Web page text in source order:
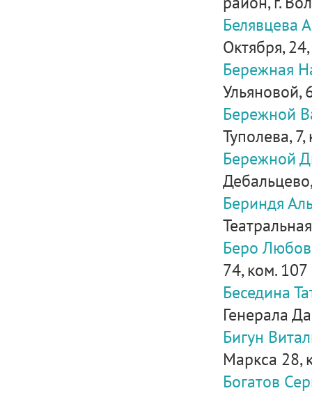
Белявцева
Октября,
Бережная
Ульяновой,
Бережной
Туполева, 7,
Бережной
Бериндя
Беро
74, ком. 107
Беседина
Генерала
Бигун
Маркса 28,
Богатов